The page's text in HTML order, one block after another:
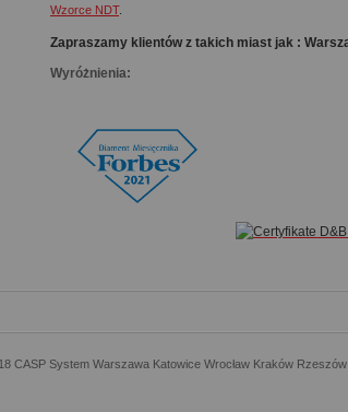
Wzorce NDT.
Zapraszamy klientów z takich miast jak :
Wyróżnienia:
CASP System Warszawa Katowice Wrocław Kraków